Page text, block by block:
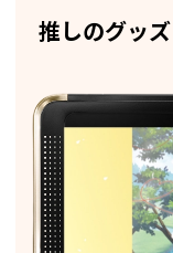
推しのグッ